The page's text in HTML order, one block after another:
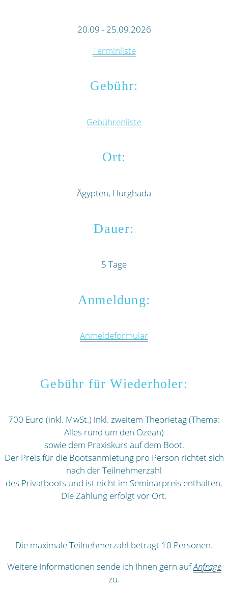
20.09 - 25.09.2026
Terminliste
Gebühr:
Gebührenliste
Ort:
Ägypten, Hurghada
Dauer:
5 Tage
Anmeldung:
Anmeldeformular
Gebühr für Wiederholer:
700 Euro (inkl. MwSt.) inkl. zweitem Theorietag (Thema:
Alles rund um den Ozean)
sowie dem Praxiskurs auf dem Boot.
Der Preis für die Bootsanmietung pro Person richtet sich
nach der Teilnehmerzahl
des Privatboots und ist nicht im Seminarpreis enthalten.
Die Zahlung erfolgt vor Ort.
Die maximale Teilnehmerzahl beträgt 10 Personen.
Weitere Informationen sende ich Ihnen gern aufAnfrage
zu.